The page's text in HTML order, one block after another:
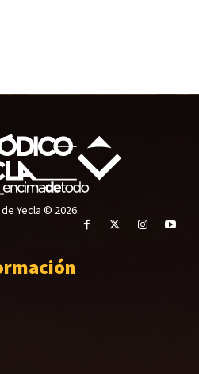
Yecla © 2026